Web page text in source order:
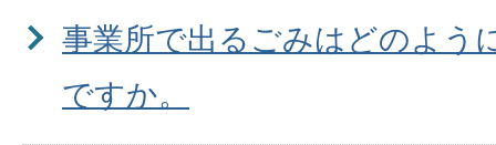
事業所で出るごみはどのよう
ですか。